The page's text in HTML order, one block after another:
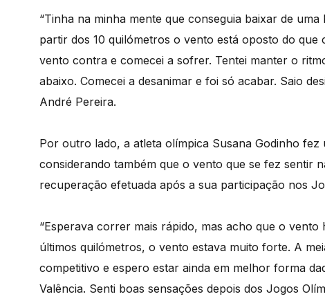
“Tinha na minha mente que conseguia baixar de
partir dos 10 quilómetros o vento está oposto do
vento contra e comecei a sofrer. Tentei manter o
abaixo. Comecei a desanimar e foi só acabar. Saio
André Pereira.
Por outro lado, a atleta olímpica Susana Godinho
considerando também que o vento que se fez sentir
recuperação efetuada após a sua participação nos
“Esperava correr mais rápido, mas acho que o
últimos quilómetros, o vento estava muito forte. A
competitivo e espero estar ainda em melhor forma
Valência. Senti boas sensações depois dos Jogos